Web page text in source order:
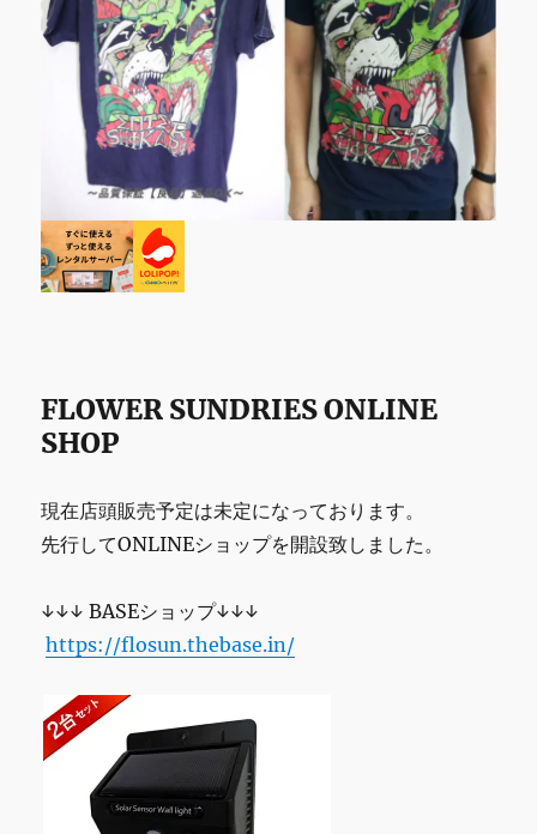
FLOWER SUNDRIES ONLINE
SHOP
現在店頭販売予定は未定になっております。
先行してONLINEショップを開設致しました。
↓↓↓ BASEショップ↓↓↓
https://flosun.thebase.in/